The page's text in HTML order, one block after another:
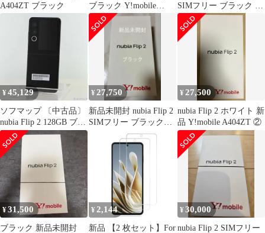
A404ZT ブラック
ブラック Y!mobile
Android
SIMフリー ブラック ワ
イモバイル
¥45,129
ソフマップ 〔中古品〕
nubia Flip 2 128GB ブラ
ック A404ZT Y!mobile
SIMフリー【377】
¥27,750
新品未開封 nubia Flip 2
SIMフリー ブラック
ワイモバイル
¥27,500
nubia Flip 2 ホワイト 新
品 Y!mobile A404ZT ②
¥31,500
ブラック 新品未開封
¥ 2,144
新品 【2 枚セット】For
¥30,000
nubia Flip 2 SIMフリー